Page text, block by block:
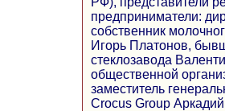
предприниматели:
собственник
Игорь Платонов,
стеклозавода
общественной
заместитель
Crocus Group